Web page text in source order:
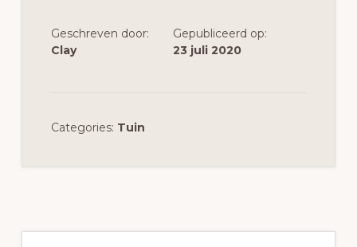
Geschreven door:
Clay
Gepubliceerd op:
23 juli 2020
Categories: Tuin